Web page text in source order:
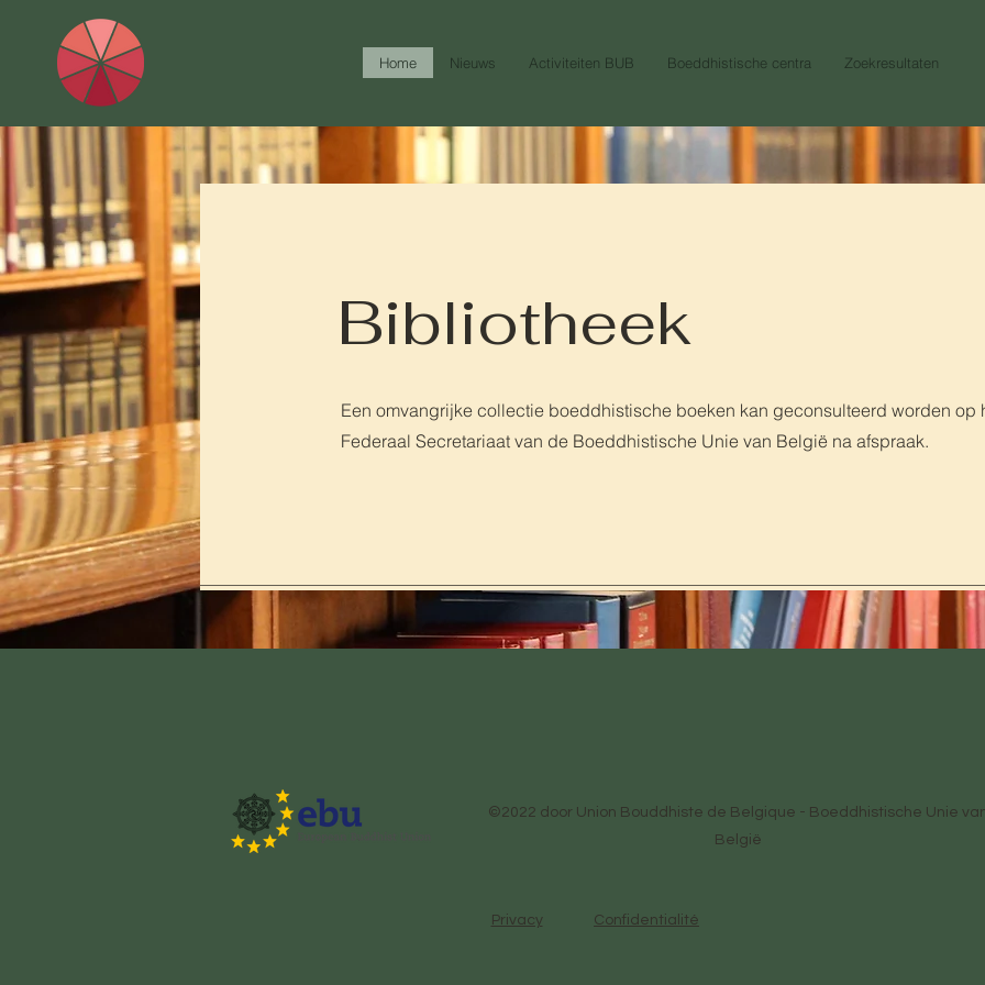
Home Nieuws Activiteiten BUB Boeddhistische centra Zoekresultaten
Bibliotheek
Een omvangrijke collectie boeddhistische boeken kan geconsulteerd worden op
Federaal Secretariaat van de Boeddhistische Unie van België na afspraak.
©2022 door Union Bouddhiste de Belgique - Boeddhistische Unie
België
Privacy Confidentialité